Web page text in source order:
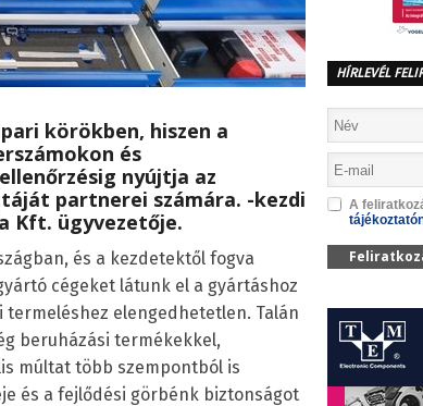
körökben, hiszen a
és
nyújtja az
partnerei számára. -kezdi
Kft. ügyvezetője.
és a kezdetektől fogva
cégeket látunk el a gyártáshoz
termeléshez elengedhetetlen. Talán
beruházási termékekkel,
múltat több szempontból is
és a fejlődési görbénk biztonságot
HÍRLEVÉL
A